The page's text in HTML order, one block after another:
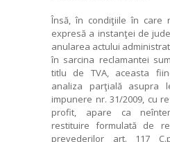
Însă, în condiţiile în care
expresă a instanţei de
anularea actului
în sarcina reclamantei
titlu de TVA, aceasta
analiza parţială asupra
impunere nr. 31/2009, cu
profit, apare ca
restituire formulată de
prevederilor art. 117